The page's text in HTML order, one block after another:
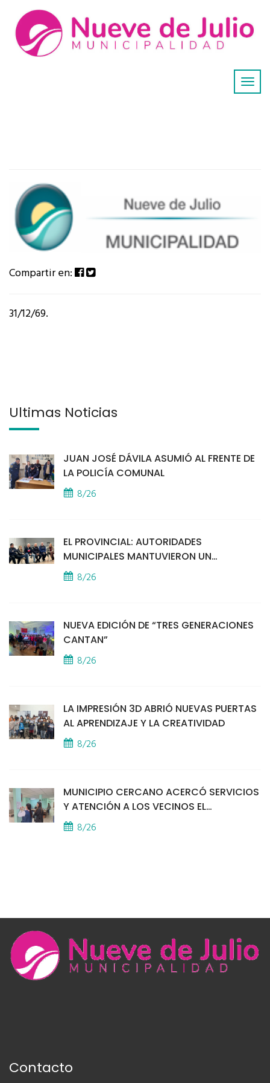
Compartir en:
31/12/69.
Últimas Noticias
JUAN JOSÉ DÁVILA ASUMIÓ AL FRENTE DE
LA POLICÍA COMUNAL
8/26
EL PROVINCIAL: AUTORIDADES
MUNICIPALES MANTUVIERON UN
ENCUENTRO CON VECINOS POR LA
SEGURIDAD
8/26
NUEVA EDICIÓN DE “TRES GENERACIONES
CANTAN”
8/26
LA IMPRESIÓN 3D ABRIÓ NUEVAS PUERTAS
AL APRENDIZAJE Y LA CREATIVIDAD
8/26
MUNICIPIO CERCANO ACERCÓ SERVICIOS
Y ATENCIÓN A LOS VECINOS EL
PROVINCIAL
8/26
Contacto